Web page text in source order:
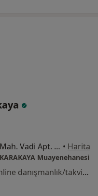
Bağdad Cad. Caddebostan Mah. Vadi Apt. No: 300 K:2 D:13, İstanbul • Harita
Muayenehanesi
Bu uzman ilgili adres için online danışmanlık/takvim sunmuyor.